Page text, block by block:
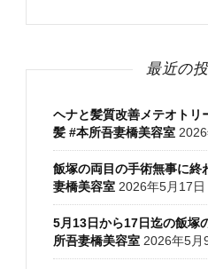
最近の
ヘナと髪質改善メテオトリ
髪 #本所吾妻橋美容室
飯塚の両目の手術無事に終
妻橋美容室 2026年5月17日
5月13日から17日迄の飯塚
所吾妻橋美容室 2026年5月